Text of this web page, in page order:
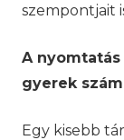
szempontjait
A
gyerek
Egy kisebb